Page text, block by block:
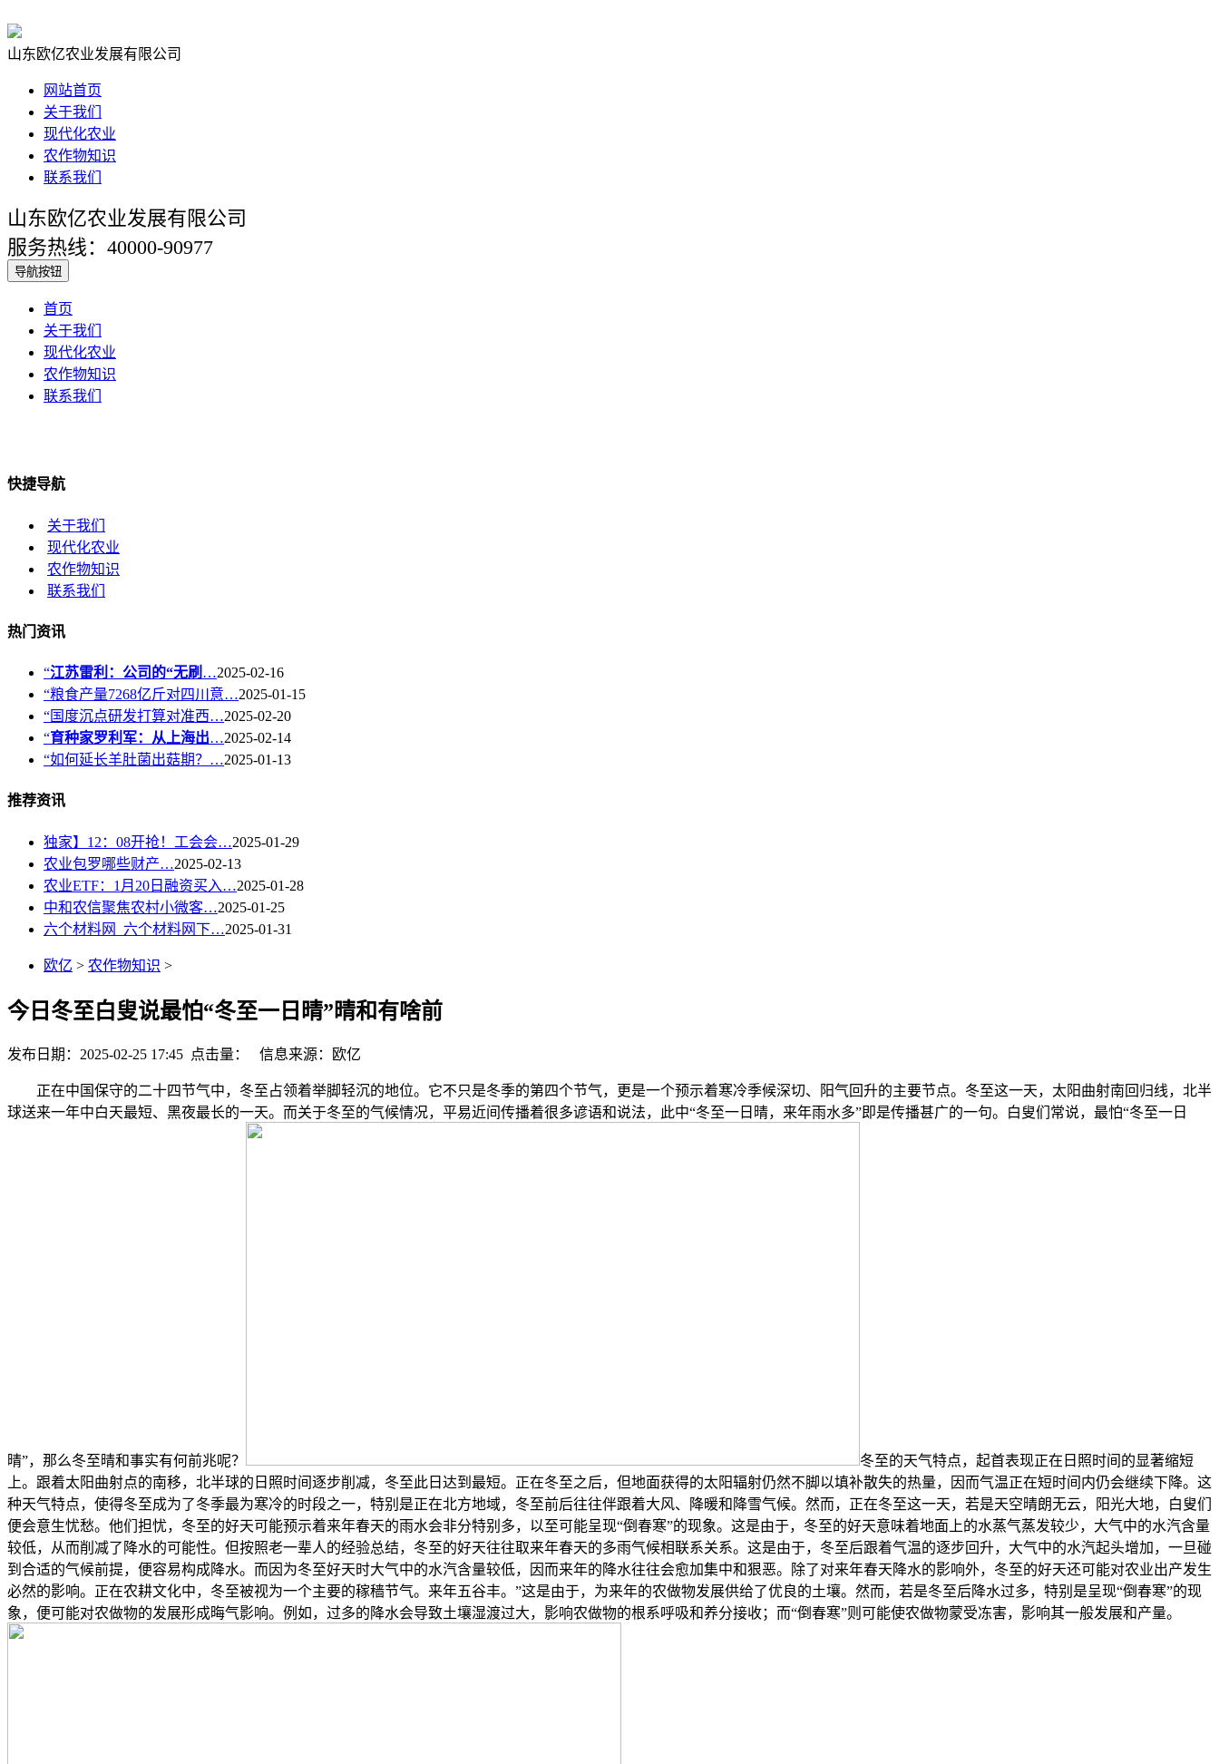
山东欧亿农业发展有限公司
网站首页
关于我们
现代化农业
农作物知识
联系我们
山东欧亿农业发展有限公司
服务热线：40000-90977
导航按钮
首页
关于我们
现代化农业
农作物知识
联系我们
快捷导航
关于我们
现代化农业
农作物知识
联系我们
热门资讯
“江苏雷利：公司的“无刷 …2025-02-16
“粮食产量7268亿斤对四川意…2025-01-15
“国度沉点研发打算对准西…2025-02-20
“育种家罗利军：从上海出…2025-02-14
“如何延长羊肚菌出菇期？…2025-01-13
推荐资讯
独家】12：08开抢！工会会…2025-01-29
农业包罗哪些财产…2025-02-13
农业ETF：1月20日融资买入…2025-01-28
中和农信聚焦农村小微客…2025-01-25
六个材料网_六个材料网下…2025-01-31
欧亿 > 农作物知识 >
今日冬至白叟说最怕“冬至一日晴”晴和有啥前
发布日期：2025-02-25 17:45 点击量： 信息来源：欧亿
正在中国保守的二十四节气中，冬至占领着举脚轻沉的地位。它不只是冬季的第四个节气，更是一个预示着寒冷季候深切、阳气回升的主要节点。冬至这一天，太阳曲射南回归线，北半
球送来一年中白天最短、黑夜最长的一天。而关于冬至的气候情况，平易近间传播着很多谚语和说法，此中“冬至一日晴，来年雨水多”即是传播甚广的一句。白叟们常说，最怕“冬至一日
晴”，那么冬至晴和事实有何前兆呢？
冬至的天气特点，起首表现正在日照时间的显著缩短
上。跟着太阳曲射点的南移，北半球的日照时间逐步削减，冬至此日达到最短。正在冬至之后，但地面获得的太阳辐射仍然不脚以填补散失的热量，因而气温正在短时间内仍会继续下降。这
种天气特点，使得冬至成为了冬季最为寒冷的时段之一，特别是正在北方地域，冬至前后往往伴跟着大风、降暖和降雪气候。然而，正在冬至这一天，若是天空晴朗无云，阳光大地，白叟们
便会意生忧愁。他们担忧，冬至的好天可能预示着来年春天的雨水会非分特别多，以至可能呈现“倒春寒”的现象。这是由于，冬至的好天意味着地面上的水蒸气蒸发较少，大气中的水汽含量
较低，从而削减了降水的可能性。但按照老一辈人的经验总结，冬至的好天往往取来年春天的多雨气候相联系关系。这是由于，冬至后跟着气温的逐步回升，大气中的水汽起头增加，一旦碰
到合适的气候前提，便容易构成降水。而因为冬至好天时大气中的水汽含量较低，因而来年的降水往往会愈加集中和狠恶。除了对来年春天降水的影响外，冬至的好天还可能对农业出产发生
必然的影响。正在农耕文化中，冬至被视为一个主要的稼穑节气。来年五谷丰。”这是由于，为来年的农做物发展供给了优良的土壤。然而，若是冬至后降水过多，特别是呈现“倒春寒”的现
象，便可能对农做物的发展形成晦气影响。例如，过多的降水会导致土壤湿渡过大，影响农做物的根系呼吸和养分接收；而“倒春寒”则可能使农做物蒙受冻害，影响其一般发展和产量。